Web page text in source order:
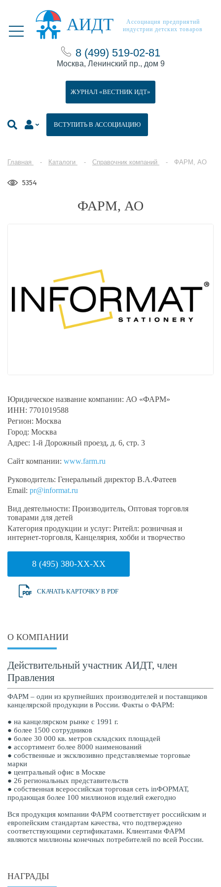
АИДТ
Ассоциация предприятий
индустрии детских товаров
8 (499) 519-02-81
Москва, Ленинский пр., дом 9
ВСТУПИТЬ В АССОЦИАЦИЮ
ЖУРНАЛ «ВЕСТНИК ИДТ»
Главная Каталоги Справочник компаний ФАРМ, АО
5354
ФАРМ, АО
Юридическое название компании: АО «ФАРМ»
ИНН: 7701019588
Регион: Москва
Город: Москва
Адрес: 1-й Дорожный проезд, д. 6, стр. 3
Сайт компании: www.farm.ru
Руководитель: Генеральный директор В.А.Фатеев
Email: pr@informat.ru
Вид деятельности: Производитель, Оптовая торговля
товарами для детей
Категория продукции и услуг: Ритейл: розничная и
интернет-торговля, Канцелярия, хобби и творчество
8 (495) 380-XX-XX
СКАЧАТЬ КАРТОЧКУ В PDF
О КОМПАНИИ
Действительный участник АИДТ, член
Правления
ФАРМ – один из крупнейших производителей и поставщиков
канцелярской продукции в России. Факты о ФАРМ:
● на канцелярском рынке с 1991 г.
● более 1500 сотрудников
● более 30 000 кв. метров складских площадей
● ассортимент более 8000 наименований
● собственные и эксклюзивно представляемые торговые
марки
● центральный офис в Москве
● 26 региональных представительств
● собственная всероссийская торговая сеть inФОРМАТ,
продающая более 100 миллионов изделий ежегодно
Вся продукция компании ФАРМ соответствует российским и
европейским стандартам качества, что подтверждено
соответствующими сертификатами. Клиентами ФАРМ
являются миллионы конечных потребителей по всей России.
НАГРАДЫ